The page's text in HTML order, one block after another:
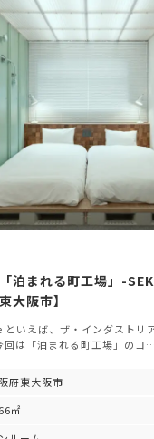
泊まれる町工場」-
大阪市】
といえば、ザ・インダストリ
回は「泊まれる町工場」のコ…
府東大阪市
㎡